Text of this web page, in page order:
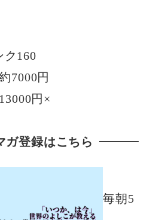
ク160
7000円
円×
ガ登録はこちら
毎朝5